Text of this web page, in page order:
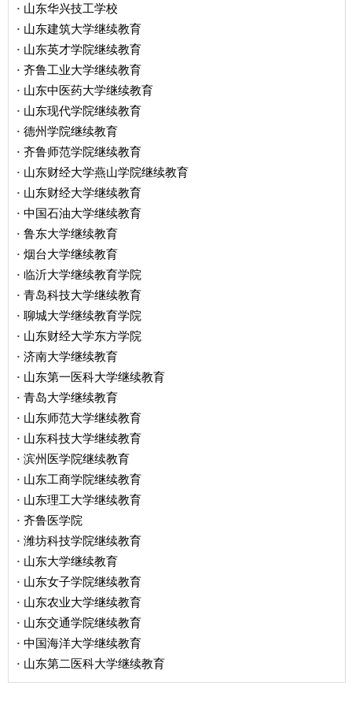
· 山东华兴技工学校
· 山东建筑大学继续教育
· 山东英才学院继续教育
· 齐鲁工业大学继续教育
· 山东中医药大学继续教育
· 山东现代学院继续教育
· 德州学院继续教育
· 齐鲁师范学院继续教育
· 山东财经大学燕山学院继续教育
· 山东财经大学继续教育
· 中国石油大学继续教育
· 鲁东大学继续教育
· 烟台大学继续教育
· 临沂大学继续教育学院
· 青岛科技大学继续教育
· 聊城大学继续教育学院
· 山东财经大学东方学院
· 济南大学继续教育
· 山东第一医科大学继续教育
· 青岛大学继续教育
· 山东师范大学继续教育
· 山东科技大学继续教育
· 滨州医学院继续教育
· 山东工商学院继续教育
· 山东理工大学继续教育
· 齐鲁医学院
· 潍坊科技学院继续教育
· 山东大学继续教育
· 山东女子学院继续教育
· 山东农业大学继续教育
· 山东交通学院继续教育
· 中国海洋大学继续教育
· 山东第二医科大学继续教育